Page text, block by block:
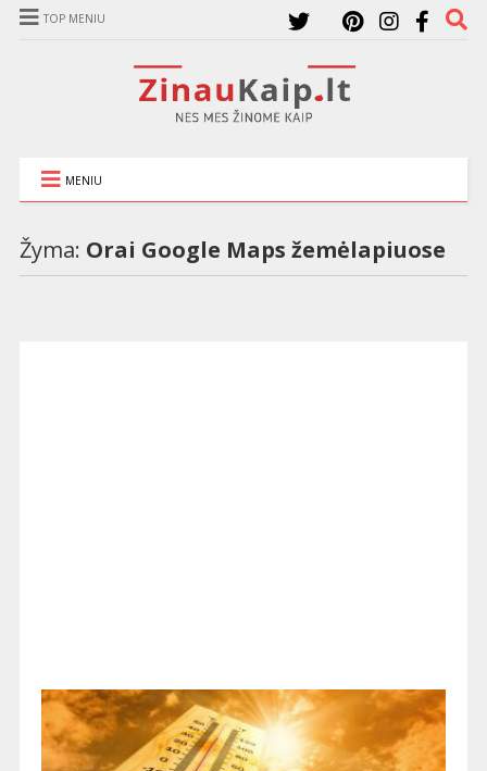
TOP MENIU
MENIU
Žyma: Orai Google Maps žemėlapiuose